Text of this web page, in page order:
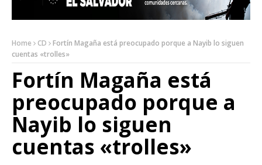
Home CD
Fortín Magaña está preocupado porque a Nayib lo siguen
cuentas «trolles»
Fortín Magaña está
preocupado porque a
Nayib lo siguen
cuentas «trolles»